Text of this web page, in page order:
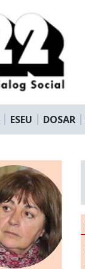
ESEU DOSAR